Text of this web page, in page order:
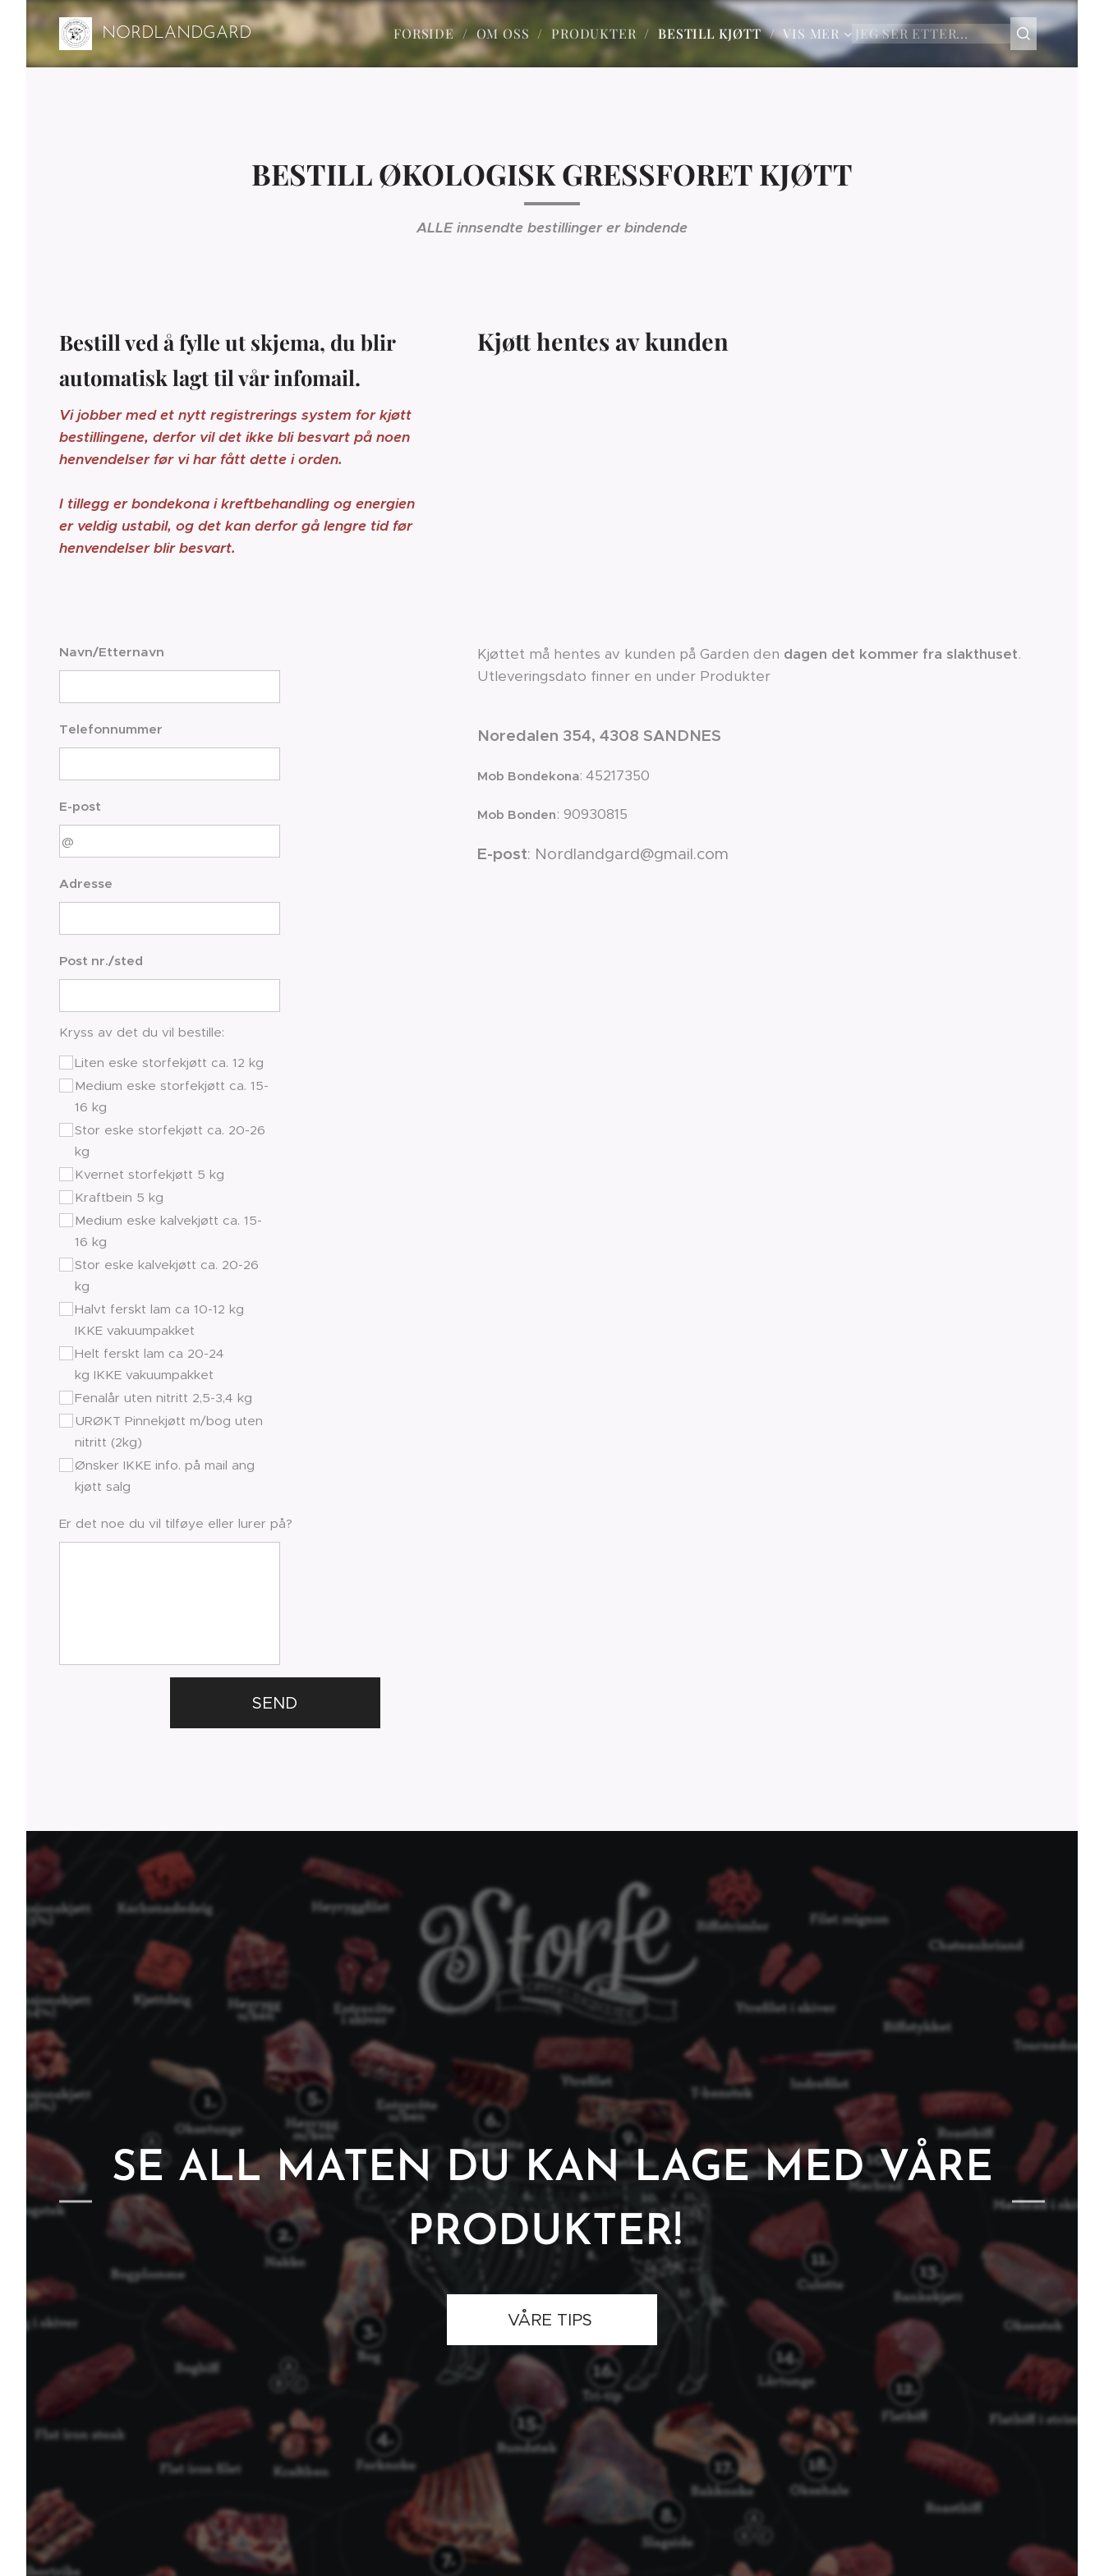
NORDLANDGARD FORSIDE OM OSS PRODUKTER BESTILL KJØTT VIS MER
BESTILL ØKOLOGISK GRESSFORET KJØTT
ALLE innsendte bestillinger er bindende
Bestill ved å fylle ut skjema, du blir
automatisk lagt til vår infomail.
Vi jobber med et nytt registrerings system for kjøtt
bestillingene, derfor vil det ikke bli besvart på noen
henvendelser før vi har fått dette i orden.
I tillegg er bondekona i kreftbehandling og energien
er veldig ustabil, og det kan derfor gå lengre tid før
henvendelser blir besvart.
Navn/Etternavn
Telefonnummer
E-post
Adresse
Post nr./sted
Kryss av det du vil bestille:
Liten eske storfekjøtt ca. 12 kg
Medium eske storfekjøtt ca. 15-
16 kg
Stor eske storfekjøtt ca. 20-26
kg
Kvernet storfekjøtt 5 kg
Kraftbein 5 kg
Medium eske kalvekjøtt ca. 15-
16 kg
Stor eske kalvekjøtt ca. 20-26
kg
Halvt ferskt lam ca 10-12 kg
IKKE vakuumpakket
Helt ferskt lam ca 20-24
kg IKKE vakuumpakket
Fenalår uten nitritt 2,5-3,4 kg
URØKT Pinnekjøtt m/bog uten
nitritt (2kg)
Ønsker IKKE info. på mail ang
kjøtt salg
Er det noe du vil tilføye eller lurer på?
SEND
Kjøtt hentes av kunden
Kjøttet må hentes av kunden på Garden den dagen det kommer fra slakthuset.
Utleveringsdato finner en under Produkter
Noredalen 354, 4308 SANDNES
Mob Bondekona: 45217350
Mob Bonden: 90930815
E-post: Nordlandgard@gmail.com
SE ALL MATEN DU KAN LAGE MED VÅRE
PRODUKTER!
VÅRE TIPS